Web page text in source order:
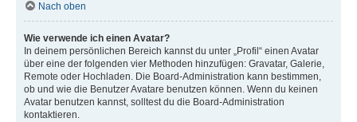
Nach oben
Wie verwende ich einen Avatar?
In deinem persönlichen Bereich kannst du unter „Profil“ einen Avatar
über eine der folgenden vier Methoden hinzufügen: Gravatar, Galerie,
Remote oder Hochladen. Die Board-Administration kann bestimmen,
ob und wie die Benutzer Avatare benutzen können. Wenn du keinen
Avatar benutzen kannst, solltest du die Board-Administration
kontaktieren.